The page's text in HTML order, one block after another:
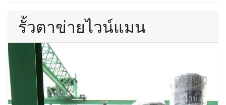
รั้วตาข่ายไวน์แมน